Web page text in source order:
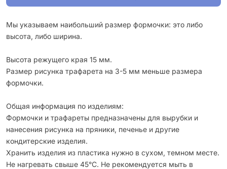
Мы указываем наибольший размер формочки: это либо
высота, либо ширина.
Высота режущего края 15 мм.
Размер рисунка трафарета на 3-5 мм меньше размера
формочки.
Общая информация по изделиям:
Формочки и трафареты предназначены для вырубки и
нанесения рисунка на пряники, печенье и другие
кондитерские изделия.
Хранить изделия из пластика нужно в сухом, темном месте.
Не нагревать свыше 45°С. Не рекомендуется мыть в